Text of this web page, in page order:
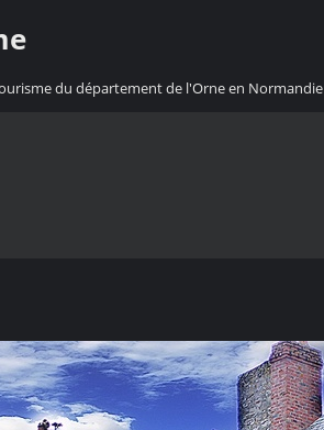
du département de l'Orne en Normandie